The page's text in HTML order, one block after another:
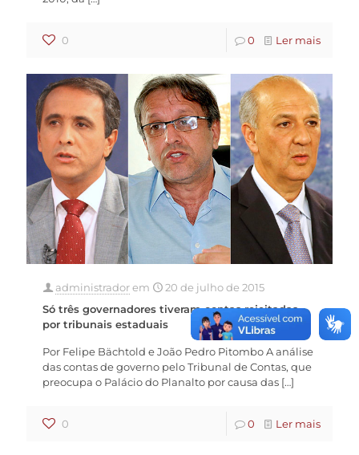
0 0 Ler mais
administradorem
20 de julho de 2015
Só três governadores tiveram contas rejeitadas
por tribunais estaduais
Por Felipe Bächtold e João Pedro Pitombo A análise
das contas de governo pelo Tribunal de Contas, que
preocupa o Palácio do Planalto por causa das […]
0 0 Ler mais